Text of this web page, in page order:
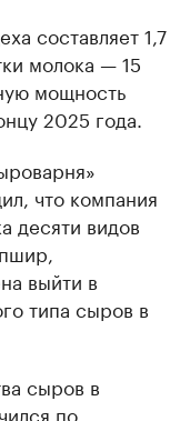
составляет 1,7
молока — 15
мощность
2025 года.
что компания
десяти видов
выйти в
типа сыров в
сыров в
по